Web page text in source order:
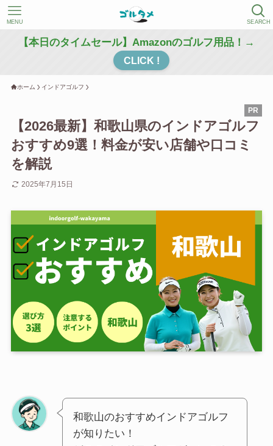
SEARCH
MENU
【本日のタイムセール】Amazonのゴルフ用品！→
CLICK !
ホーム インドアゴルフ
【2026最新】和歌山県のインドアゴルフ
おすすめ9選！料金が安い店舗や口コミ
を解説
2025年7月15日
和歌山のおすすめインドアゴルフ
が知りたい！